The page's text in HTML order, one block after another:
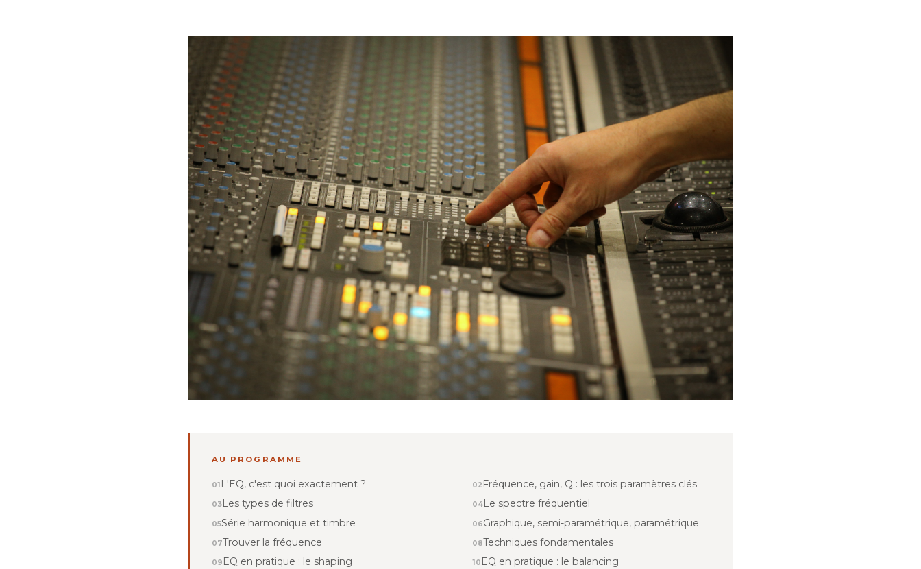
AU PROGRAMME
L'EQ, c'est quoi exactement ?
Fréquence, gain, Q : les trois paramètres clés
Les types de filtres
Le spectre fréquentiel
Série harmonique et timbre
Graphique, semi-paramétrique, paramétrique
Trouver la fréquence
Techniques fondamentales
EQ en pratique : le shaping
EQ en pratique : le balancing